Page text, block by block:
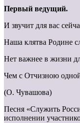
Первый ведущий.
И звучит для вас
Наша клятва Родине
Нет важнее в жизни
Чем с Отчизною
(О. Чувашова)
Песня «Служить
исполнении